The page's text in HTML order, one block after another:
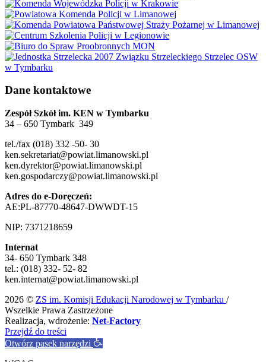
Dane kontaktowe
Zespół Szkół im. KEN w Tymbarku
34 – 650 Tymbark 349
tel./fax (018) 332 -50- 30
ken.sekretariat@powiat.limanowski.pl
ken.dyrektor@powiat.limanowski.pl
ken.gospodarczy@powiat.limanowski.pl
Adres do e-Doręczeń:
AE:PL-87770-48647-DWWDT-15
NIP: 7371218659
Internat
34- 650 Tymbark 348
tel.: (018) 332- 52- 82
ken.internat@powiat.limanowski.pl
2026 © ZS im. Komisji Edukacji Narodowej w Tymbarku /
Wszelkie Prawa Zastrzeżone
Realizacja, wdrożenie: Net-Factory
Przejdź do treści
Otwórz pasek narzędzi